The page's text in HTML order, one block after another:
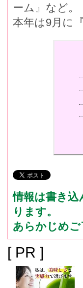
ーム』など。
本年は9月に
情報は書き込
ります。
あらかじめご
[ PR ]